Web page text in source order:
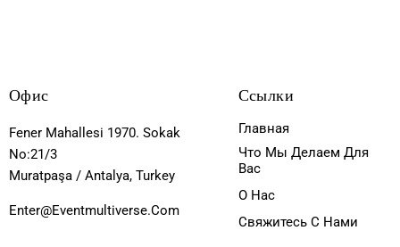
Офис
Fener Mahallesi 1970. Sokak
No:21/3
Muratpaşa / Antalya, Turkey
Enter@eventmultiverse.com
Ссылки
Главная
Что Мы Делаем Для
Вас
О Нас
Свяжитесь С Нами